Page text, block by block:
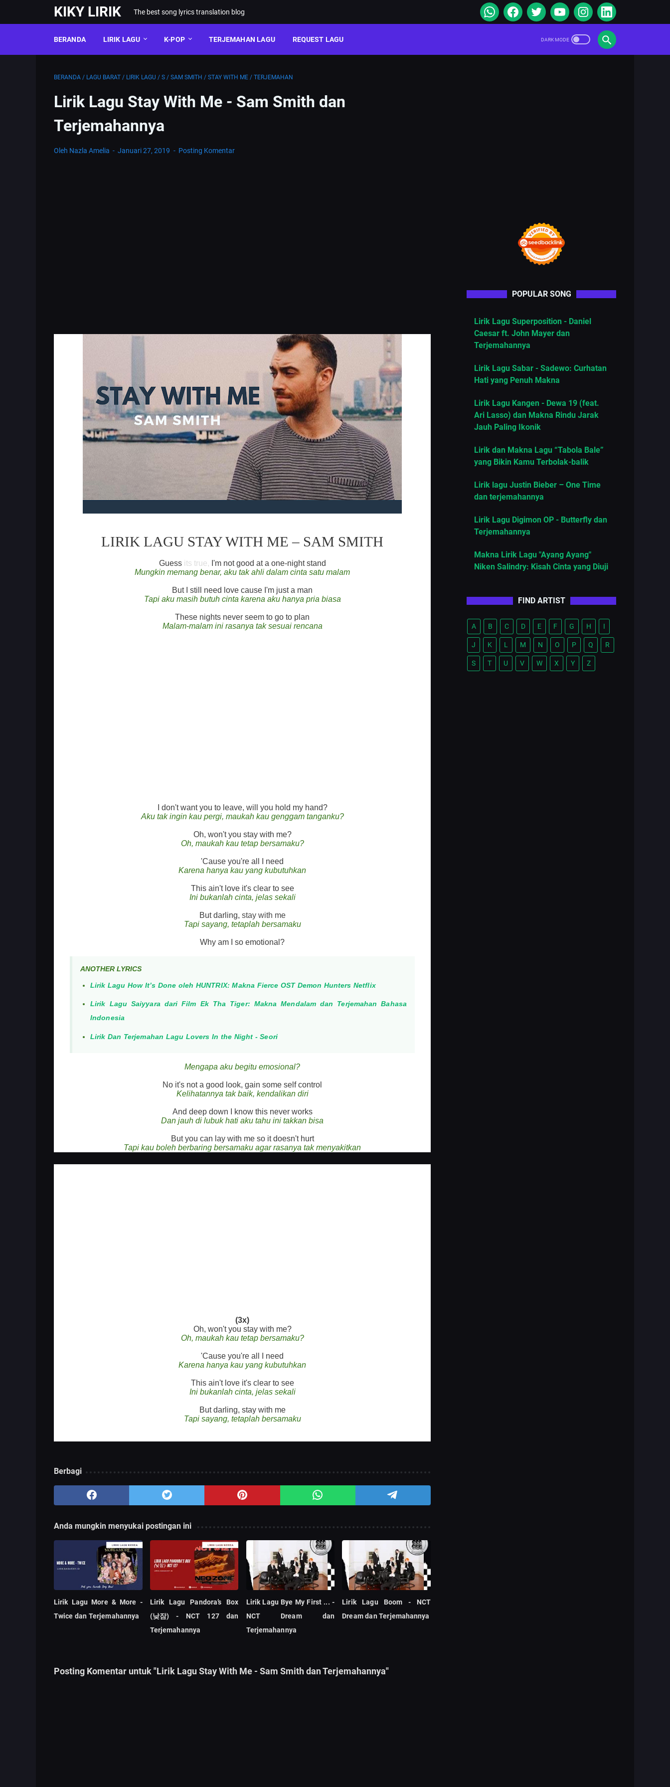
KIKY LIRIK The best song lyrics translation blog
BERANDA LIRIK LAGU K-POP TERJEMAHAN LAGU REQUEST LAGU
BERANDA / LAGU BARAT / LIRIK LAGU / S / SAM SMITH / STAY WITH ME / TERJEMAHAN
Lirik Lagu Stay With Me - Sam Smith dan
Terjemahannya
Oleh Nazla Amelia Januari 27, 2019 Posting Komentar
LIRIK LAGU STAY WITH ME – SAM SMITH
Guess its true, I'm not good at a one-night stand
Mungkin memang benar, aku tak ahli dalam cinta satu malam
But I still need love cause I'm just a man
Tapi aku masih butuh cinta karena aku hanya pria biasa
These nights never seem to go to plan
Malam-malam ini rasanya tak sesuai rencana
I don't want you to leave, will you hold my hand?
Aku tak ingin kau pergi, maukah kau genggam tanganku?
Oh, won't you stay with me?
Oh, maukah kau tetap bersamaku?
'Cause you're all I need
Karena hanya kau yang kubutuhkan
This ain't love it's clear to see
Ini bukanlah cinta, jelas sekali
But darling, stay with me
Tapi sayang, tetaplah bersamaku
Why am I so emotional?
ANOTHER LYRICS
Lirik Lagu How It’s Done oleh HUNTRIX: Makna Fierce OST Demon Hunters Netflix
Lirik Lagu Saiyyara dari Film Ek Tha Tiger: Makna Mendalam dan Terjemahan Bahasa
Indonesia
Lirik Dan Terjemahan Lagu Lovers In the Night - Seori
Mengapa aku begitu emosional?
No it's not a good look, gain some self control
Kelihatannya tak baik, kendalikan diri
And deep down I know this never works
Dan jauh di lubuk hati aku tahu ini takkan bisa
But you can lay with me so it doesn't hurt
Tapi kau boleh berbaring bersamaku agar rasanya tak menyakitkan
(3x)
Oh, won't you stay with me?
Oh, maukah kau tetap bersamaku?
'Cause you're all I need
Karena hanya kau yang kubutuhkan
This ain't love it's clear to see
Ini bukanlah cinta, jelas sekali
But darling, stay with me
Tapi sayang, tetaplah bersamaku
Berbagi
Anda mungkin menyukai postingan ini
Lirik Lagu More & More -
Twice dan Terjemahannya
Lirik Lagu Pandora’s Box
(낮잠) - NCT 127 dan
Terjemahannya
Lirik Lagu Bye My First ... -
NCT Dream dan
Terjemahannya
Lirik Lagu Boom - NCT
Dream dan Terjemahannya
Posting Komentar untuk "Lirik Lagu Stay With Me - Sam Smith dan Terjemahannya"
POPULAR SONG
Lirik Lagu Superposition - Daniel
Caesar ft. John Mayer dan
Terjemahannya
Lirik Lagu Sabar - Sadewo: Curhatan
Hati yang Penuh Makna
Lirik Lagu Kangen - Dewa 19 (feat.
Ari Lasso) dan Makna Rindu Jarak
Jauh Paling Ikonik
Lirik dan Makna Lagu “Tabola Bale”
yang Bikin Kamu Terbolak-balik
Lirik lagu Justin Bieber – One Time
dan terjemahannya
Lirik Lagu Digimon OP - Butterfly dan
Terjemahannya
Makna Lirik Lagu "Ayang Ayang"
Niken Salindry: Kisah Cinta yang Diuji
FIND ARTIST
A B C D E F G H I
J K L M N O P Q R
S T U V W X Y Z